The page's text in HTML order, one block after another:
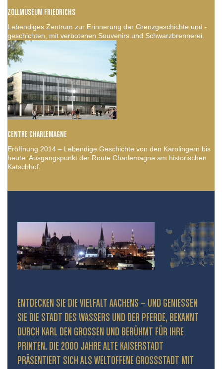
ZOLLMUSEUM FRIEDRICHS
Lebendiges Zentrum zur Erinnerung der Grenzgeschichte und -
geschichten, mit verbotenen Souvenirs und Schwarzbrennerei.
CENTRE CHARLEMAGNE
Eröffnung 2014 – Lebendige Geschichte von den Karolingern bis
heute. Ausgangspunkt der Route Charlemagne am historischen
Katschhof.
ENTDECKEN SIE DIE VIELFALT AACHENS – UND GENIESSEN S
IE DIE STADT DES WASSERS UND DER PFERDE, BEKANNT D
URCH KARL DEN GROSSEN UND BERÜHMT FÜR IHRE PR
INTEN. DIE 2000 JAHRE ALTE KAISERSTADT PR
ÄSENTIERT SICH ALS WELTOFFENE GROSSSTADT MIT HIS